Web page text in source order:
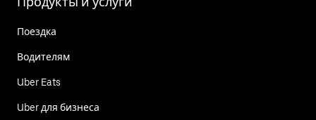
Поездка
Водителям
Uber Eats
Uber для бизнеса